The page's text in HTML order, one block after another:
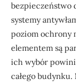
bezpieczeństwo
systemy
poziom ochrony
elementem są
ich wybór
całego